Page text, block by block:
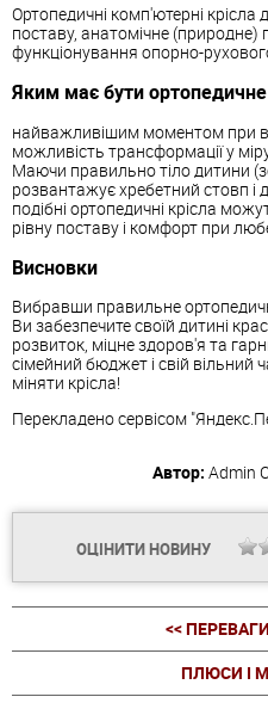
Ортопедичні комп'ютерні крісла
поставу, анатомічне
функціонування опорно-
Яким має бути
найважливішим моментом при
можливість трансформації у
Маючи правильно тіло дитини
розвантажує хребетний стовп
подібні ортопедичні крісла
рівну поставу і комфорт при
Висновки
Вибравши правильне
Ви забезпечите своїй дитині
розвиток, міцне здоров'я та
сімейний бюджет і свій вільний
міняти крісла!
Перекладено сервісом
Автор: Admin
ОЦІНИТИ НОВИНУ
<<
ПЛЮСИ І